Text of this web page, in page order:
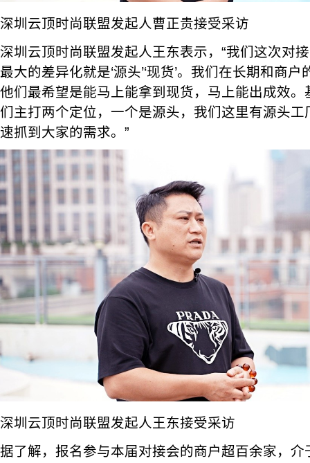
深圳云顶时尚联盟发起人曹正贵接受采访
深圳云顶时尚联盟发起人王东表示，“我们这次对
最大的差异化就是‘源头’‘现货’。我们在长期和商
他们最希望是能马上能拿到现货，马上能出成效
们主打两个定位，一个是源头，我们这里有源头
速抓到大家的需求。”
深圳云顶时尚联盟发起人王东接受采访
据了解，报名参与本届对接会的商户超百余家，